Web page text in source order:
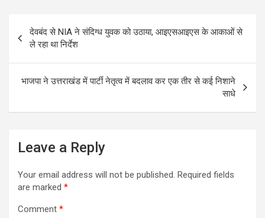
b
o
o
k
er
s
p
p
e
Post
navigation
देवबंद से NIA ने संदिग्‍ध युवक को उठाया, आइएसआइएस के आकाओं से
ले रहा था निर्देश
भाजपा ने उत्तराखंड में पार्टी नेतृत्व में बदलाव कर एक तीर से कई निशाने
साधे
Leave a Reply
Your email address will not be published. Required fields
are marked *
Comment *